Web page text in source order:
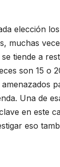
elección
muchas
tiende a
son 15 o
Una de
en este
eso